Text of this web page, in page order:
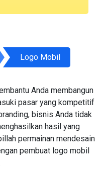
Logo Mobil
Anda membangun
pasar yang kompetitif
bisnis Anda tidak
hasil yang
permainan mendesain
pembuat logo mobil